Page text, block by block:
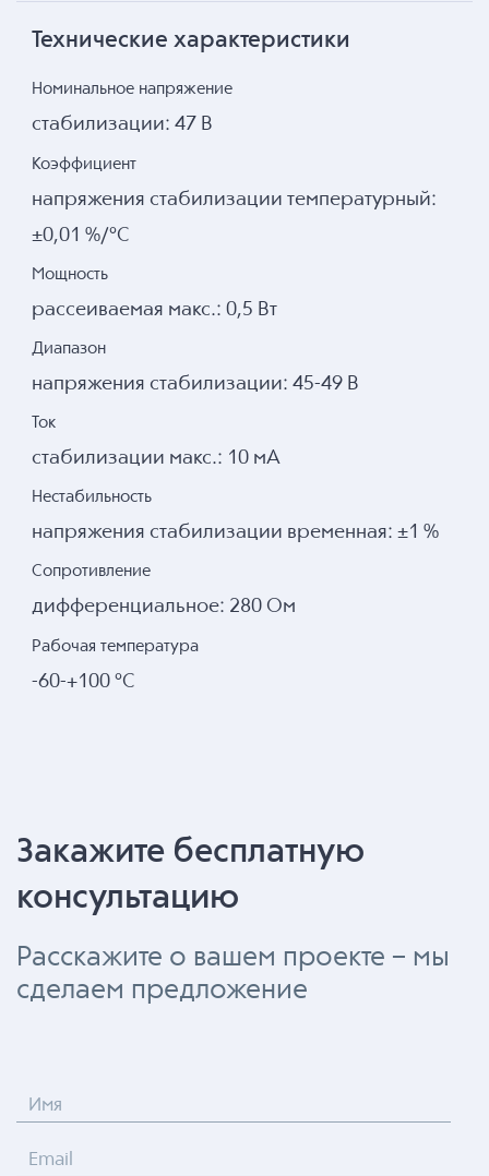
Технические характеристики
Номинальное напряжение
стабилизации: 47 В
Коэффициент
напряжения стабилизации температурный:
±0,01 %/°С
Мощность
рассеиваемая макс.: 0,5 Вт
Диапазон
напряжения стабилизации: 45-49 В
Ток
стабилизации макс.: 10 мА
Нестабильность
напряжения стабилизации временная: ±1 %
Сопротивление
дифференциальное: 280 Ом
Рабочая температура
-60-+100 °С
Закажите бесплатную
консультацию
Расскажите о вашем проекте – мы
сделаем предложение
Имя
Email